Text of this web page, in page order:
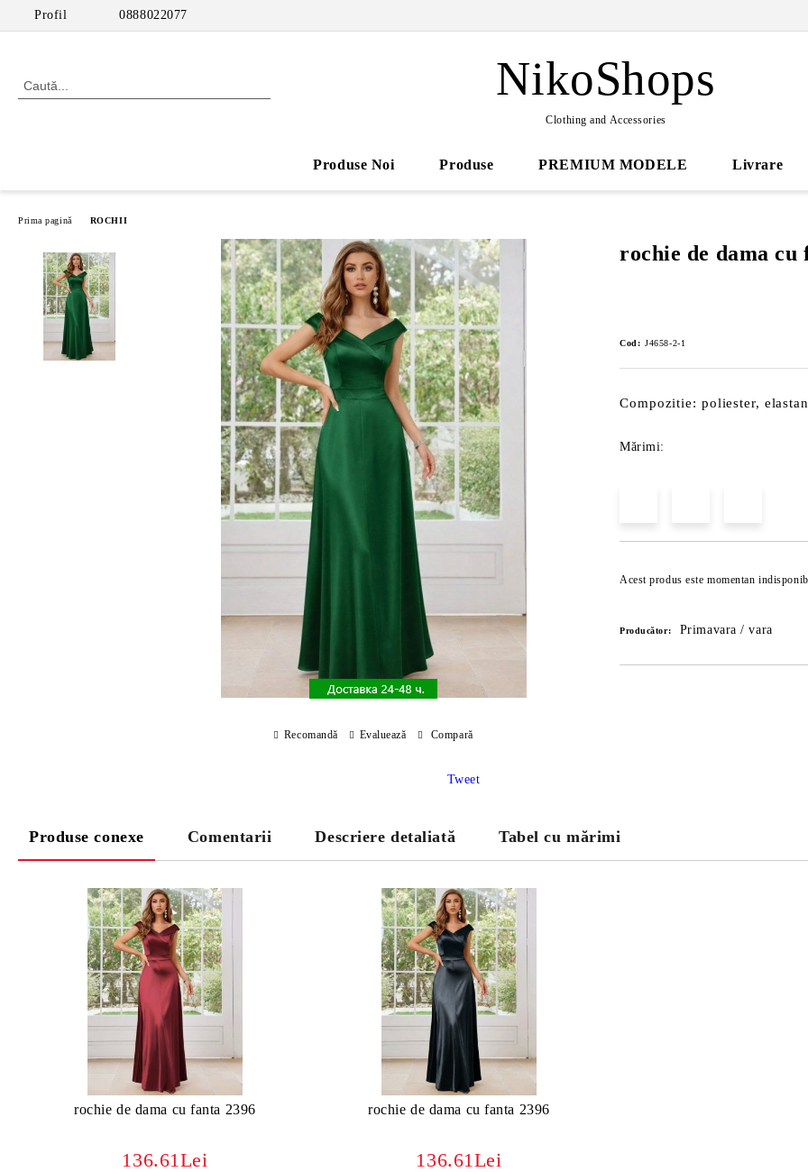
Profil 0888022077
NikoShops
Clothing and Accessories
Produse Noi Produse PREMIUM MODELE Livrare
Prima pagină ROCHII
rochie de dama cu
Cod: J4658-2-1
Compozitie: poliester,
Mărimi:
Acest produs este momentan
Producător: Primavara / vara
Recomandă Evaluează Compară
Tweet
Produse conexe Comentarii Descriere detaliată Tabel cu mărimi
rochie de dama cu fanta 2396
136.61Lei
rochie de dama cu fanta 2396
136.61Lei